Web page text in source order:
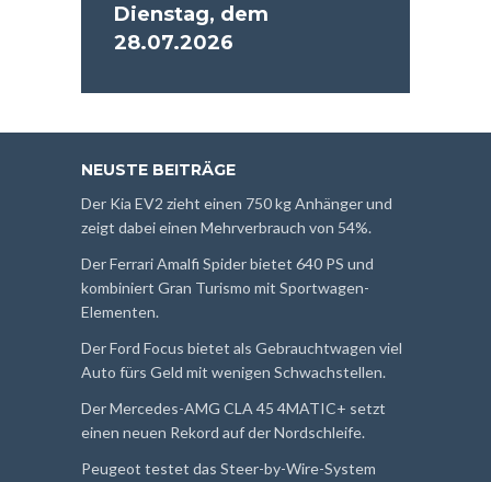
Dienstag, dem
28.07.2026
NEUSTE BEITRÄGE
Der Kia EV2 zieht einen 750 kg Anhänger und
zeigt dabei einen Mehrverbrauch von 54%.
Der Ferrari Amalfi Spider bietet 640 PS und
kombiniert Gran Turismo mit Sportwagen-
Elementen.
Der Ford Focus bietet als Gebrauchtwagen viel
Auto fürs Geld mit wenigen Schwachstellen.
Der Mercedes-AMG CLA 45 4MATIC+ setzt
einen neuen Rekord auf der Nordschleife.
Peugeot testet das Steer-by-Wire-System